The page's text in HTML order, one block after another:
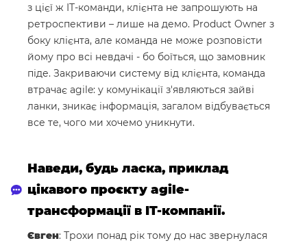
з цієї ж IT-команди, клієнта не запрошують на
ретроспективи – лише на демо. Product Owner з
боку клієнта, але команда не може розповісти
йому про всі невдачі - бо боїться, що замовник
піде. Закриваючи систему від клієнта, команда
втрачає agile: у комунікації з'являються зайві
ланки, зникає інформація, загалом відбувається
все те, чого ми хочемо уникнути.
Наведи, будь ласка, приклад
цікавого проєкту agile-
трансформації в IT-компанії.
Євген: Трохи понад рік тому до нас звернулася